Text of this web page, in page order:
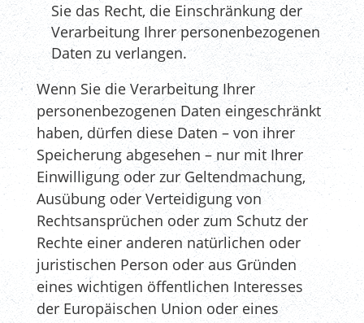
Sie das Recht, die Einschränkung der
Verarbeitung Ihrer personenbezogenen
Daten zu verlangen.
Wenn Sie die Verarbeitung Ihrer
personenbezogenen Daten eingeschränkt
haben, dürfen diese Daten – von ihrer
Speicherung abgesehen – nur mit Ihrer
Einwilligung oder zur Geltendmachung,
Ausübung oder Verteidigung von
Rechtsansprüchen oder zum Schutz der
Rechte einer anderen natürlichen oder
juristischen Person oder aus Gründen
eines wichtigen öffentlichen Interesses
der Europäischen Union oder eines